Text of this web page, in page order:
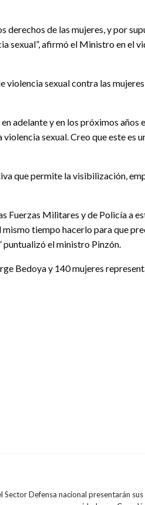
derechos de las mujeres, y por
sexual”, afirmó el Ministro en el
sexual contra las
adelante y en los próximos años
sexual. Creo que este es
que permite la visibilización,
Fuerzas Militares y de Policía a
tiempo hacerlo para que
puntualizó el ministro Pinzón.
Bedoya y 140 mujeres
Sector Defensa nacional presentarán sus